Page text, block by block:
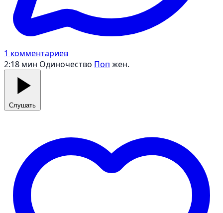
1 комментариев
2:18 мин Одиночество Поп жен.
Слушать